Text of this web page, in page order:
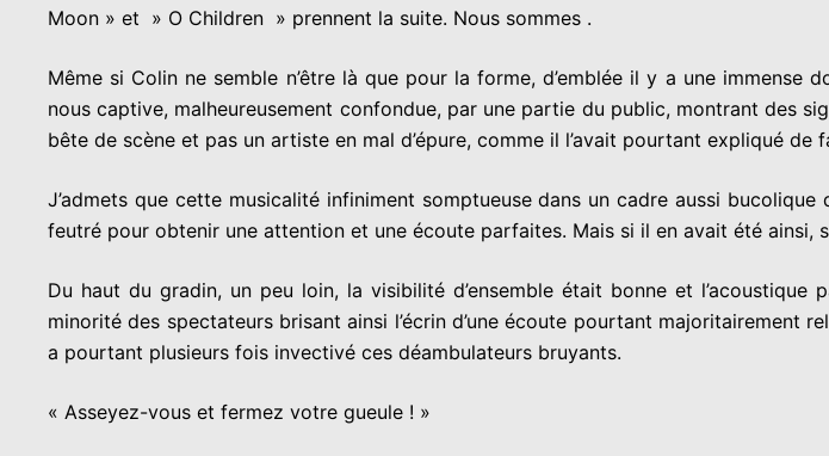
Moon » et » O Children » prennent la suite. Nous sommes .
Même si Colin ne semble n’être là que pour la forme, d’emblée il y a une
nous captive, malheureusement confondue, par une partie du public, montrant des
bête de scène et pas un artiste en mal d’épure, comme il l’avait pourtant expliqué de
J’admets que cette musicalité infiniment somptueuse dans un cadre aussi
feutré pour obtenir une attention et une écoute parfaites. Mais si il en avait été ainsi,
Du haut du gradin, un peu loin, la visibilité d’ensemble était bonne et
minorité des spectateurs brisant ainsi l’écrin d’une écoute pourtant majoritairement
a pourtant plusieurs fois invectivé ces déambulateurs bruyants.
« Asseyez-vous et fermez votre gueule ! »